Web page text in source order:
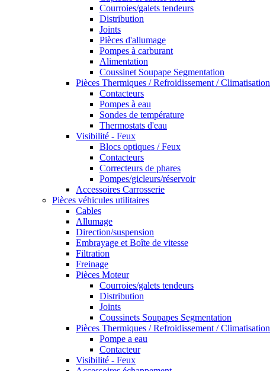
Courroies/galets tendeurs
Distribution
Joints
Pièces d'allumage
Pompes à carburant
Alimentation
Coussinet Soupape Segmentation
Pièces Thermiques / Refroidissement / Climatisation
Contacteurs
Pompes à eau
Sondes de température
Thermostats d'eau
Visibilité - Feux
Blocs optiques / Feux
Contacteurs
Correcteurs de phares
Pompes/gicleurs/réservoir
Accessoires Carrosserie
Pièces véhicules utilitaires
Cables
Allumage
Direction/suspension
Embrayage et Boîte de vitesse
Filtration
Freinage
Pièces Moteur
Courroies/galets tendeurs
Distribution
Joints
Coussinets Soupapes Segmentation
Pièces Thermiques / Refroidissement / Climatisation
Pompe a eau
Contacteur
Visibilité - Feux